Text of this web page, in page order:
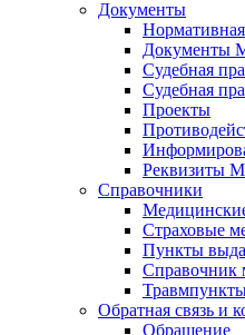
Документы
Нормативная
Судебная
Судебная
Проекты
Реквизиты
Справочники
Страховые
Пункты
Справочник
Обратная связь и
Обращение